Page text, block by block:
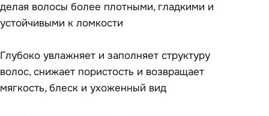
делая волосы более плотными, гладкими и
устойчивыми к ломкости
Глубоко увлажняет и заполняет структуру
волос, снижает пористость и возвращает
мягкость, блеск и ухоженный вид